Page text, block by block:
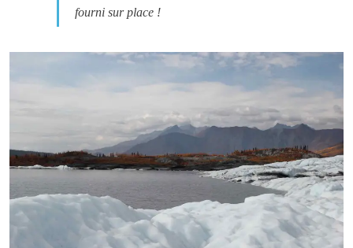
fourni sur place !